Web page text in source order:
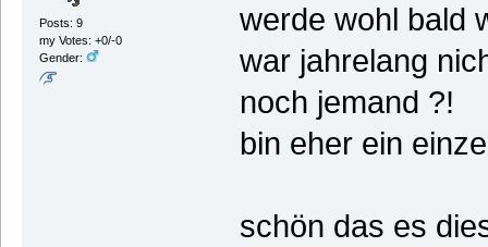
Posts: 9
my Votes: +0/-0
Gender:
werde wohl bald
war jahrelang
noch jemand ?!
bin eher ein
schön das es